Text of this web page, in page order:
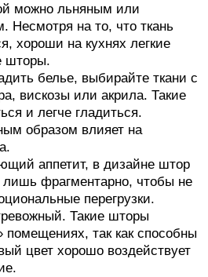
можно льняным или
Несмотря на то, что ткань
хороши на кухнях легкие
шторы.
белье, выбирайте ткани с
вискозы или акрила. Такие
и легче гладиться.
образом влияет на
аппетит, в дизайне штор
лишь фрагментарно, чтобы не
перегрузки.
Такие шторы
так как способны
цвет хорошо воздействует